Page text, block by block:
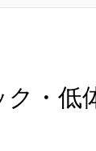
ク・低